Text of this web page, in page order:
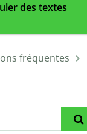
des textes
fréquentes